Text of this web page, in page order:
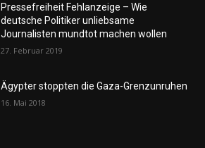
Pressefreiheit Fehlanzeige – Wie
deutsche Politiker unliebsame
Journalisten mundtot machen wollen
27. Februar 2019
Ägypter stoppten die Gaza-Grenzunruhen
16. Mai 2018